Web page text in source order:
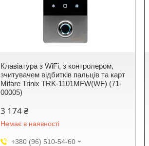
Клавіатура з WiFi, з контролером,
зчитувачем відбитків пальців та карт
Mifare Trinix TRK-1101MFW(WF) (71-
00005)
3 174 ₴
Немає в наявності
+380 (96) 510-54-60